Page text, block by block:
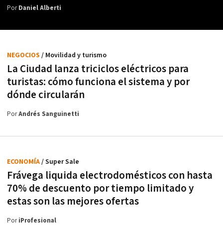
PorDaniel Alberti
La Ciudad lanza triciclos eléctricos para
turistas: cómo funciona el sistema y por
dónde circularán
NEGOCIOS / Movilidad y turismo
PorAndrés Sanguinetti
Frávega liquida electrodomésticos con hasta
70% de descuento por tiempo limitado y
estas son las mejores ofertas
ECONOMÍA/ Super Sale
PoriProfesional